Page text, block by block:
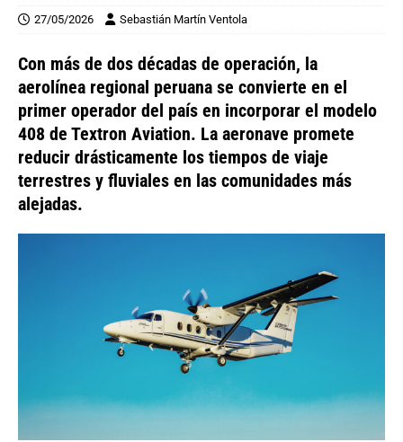
27/05/2026 Sebastián Martín Ventola
Con más de dos décadas de operación, la
aerolínea regional peruana se convierte en el
primer operador del país en incorporar el modelo
408 de Textron Aviation. La aeronave promete
reducir drásticamente los tiempos de viaje
terrestres y fluviales en las comunidades más
alejadas.